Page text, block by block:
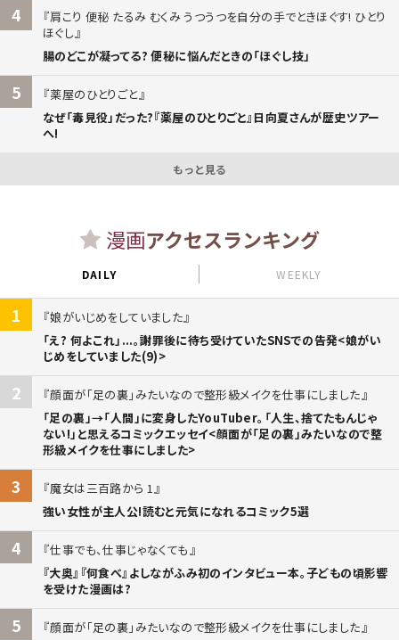
4
肩こり 便秘 たるみ むくみ うつうつを自分の手でときほぐす! ひとり
ほぐし
腸のどこが凝ってる? 便秘に悩んだときの「ほぐし技」
5
薬屋のひとりごと
なぜ「毒見役」だった?『薬屋のひとりごと』日向夏さんが歴史ツアー
へ!
もっと見る
漫画アクセスランキング
DAILY WEEKLY
1
娘がいじめをしていました
「え? 何よこれ」...。謝罪後に待ち受けていたSNSでの告発<娘がい
じめをしていました(9)>
2
顔面が「足の裏」みたいなので整形級メイクを仕事にしました
「足の裏」→「人間」に変身したYouTuber。「人生、捨てたもんじゃ
ない!」と思えるコミックエッセイ<顔面が「足の裏」みたいなので整
形級メイクを仕事にしました>
3
魔女は三百路から 1
強い女性が主人公!読むと元気になれるコミック5選
4
仕事でも、仕事じゃなくても
『大奥』『何食べ』よしながふみ初のインタビュー本。子どもの頃影響
を受けた漫画は?
5
顔面が「足の裏」みたいなので整形級メイクを仕事にしました